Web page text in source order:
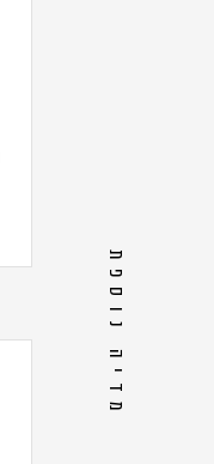
מדיה נוספת